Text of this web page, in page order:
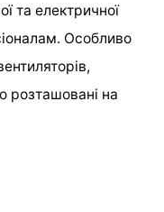
та електричної
Особливо
розташовані на